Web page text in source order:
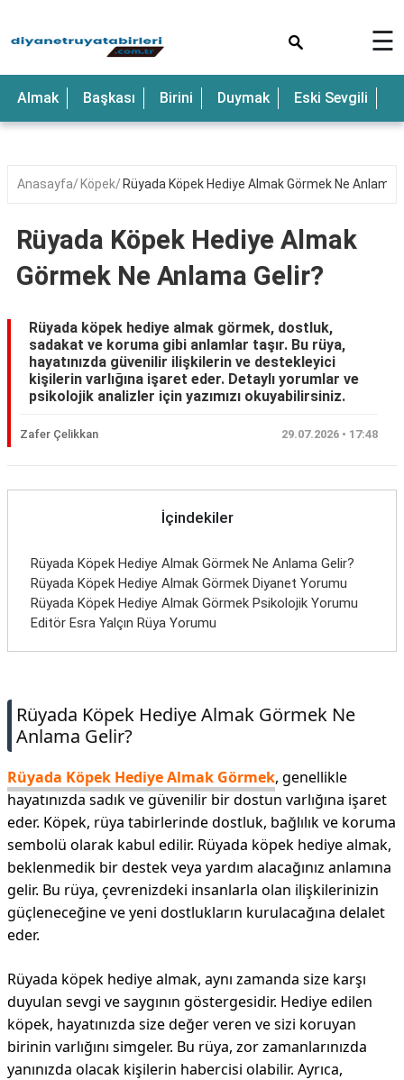
☰
Almak Başkası Birini Duymak Eski Sevgili
Anasayfa Köpek Rüyada Köpek Hediye Almak Görmek Ne Anlama
Rüyada Köpek Hediye Almak
Görmek Ne Anlama Gelir?
Rüyada köpek hediye almak görmek, dostluk,
sadakat ve koruma gibi anlamlar taşır. Bu rüya,
hayatınızda güvenilir ilişkilerin ve destekleyici
kişilerin varlığına işaret eder. Detaylı yorumlar ve
psikolojik analizler için yazımızı okuyabilirsiniz.
Zafer Çelikkan 29.07.2026 • 17:48
İçindekiler
Rüyada Köpek Hediye Almak Görmek Ne Anlama Gelir?
Rüyada Köpek Hediye Almak Görmek Diyanet Yorumu
Rüyada Köpek Hediye Almak Görmek Psikolojik Yorumu
Editör Esra Yalçın Rüya Yorumu
Rüyada Köpek Hediye Almak Görmek Ne
Anlama Gelir?
Rüyada Köpek Hediye Almak Görmek, genellikle
hayatınızda sadık ve güvenilir bir dostun varlığına işaret
eder. Köpek, rüya tabirlerinde dostluk, bağlılık ve koruma
sembolü olarak kabul edilir. Rüyada köpek hediye almak,
beklenmedik bir destek veya yardım alacağınız anlamına
gelir. Bu rüya, çevrenizdeki insanlarla olan ilişkilerinizin
güçleneceğine ve yeni dostlukların kurulacağına delalet
eder.
Rüyada köpek hediye almak, aynı zamanda size karşı
duyulan sevgi ve saygının göstergesidir. Hediye edilen
köpek, hayatınızda size değer veren ve sizi koruyan
birinin varlığını simgeler. Bu rüya, zor zamanlarınızda
yanınızda olacak kişilerin habercisi olabilir. Ayrıca,